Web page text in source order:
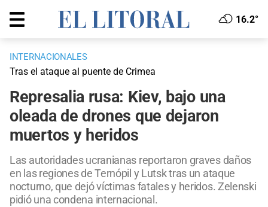
16.2°
INTERNACIONALES
Tras el ataque al puente de Crimea
Represalia rusa: Kiev, bajo una
oleada de drones que dejaron
muertos y heridos
Las autoridades ucranianas reportaron graves daños
en las regiones de Ternópil y Lutsk tras un ataque
nocturno, que dejó víctimas fatales y heridos. Zelenski
pidió una condena internacional.